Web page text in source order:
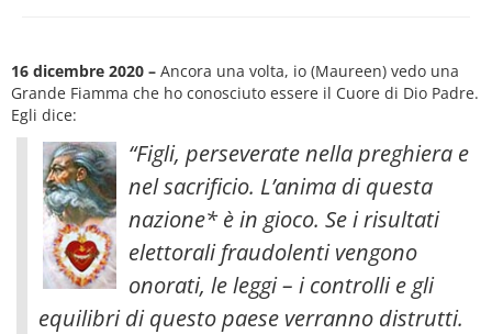
16 dicembre 2020 – Ancora una volta, io (Maureen) vedo una
Grande Fiamma che ho conosciuto essere il Cuore di Dio Padre.
Egli dice:
“Figli, perseverate nella preghiera e
nel sacrificio. L’anima di questa
nazione* è in gioco. Se i risultati
elettorali fraudolenti vengono
onorati, le leggi – i controlli e gli
equilibri di questo paese verranno distrutti.